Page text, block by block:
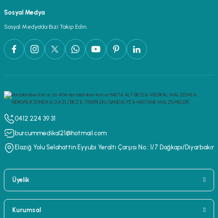
Sosyal Medya
Sosyal Medya’da Bizi Takip Edin.
0412 224 39 31
burcummedikal21@hotmail.com
Elazığ Yolu Selahattin Eyyubi Yeraltı Çarşısı No : 1/7 Dağkapı/Diyarbakır
Üyelik
Kurumsal